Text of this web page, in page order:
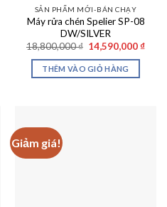
SẢN PHẨM MỚI-BÁN CHẠY
Máy rửa chén Spelier SP-08
DW/SILVER
18,800,000₫ Giá
gốc
là:
18,800,000 ₫.
14,590,000 ₫Giá
THÊM VÀO GIỎ HÀNG
Giảm giá!